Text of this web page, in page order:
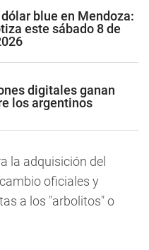
blue en Mendoza:
este sábado 8 de
digitales ganan
los argentinos
la adquisición del
oficiales y
a los "arbolitos" o